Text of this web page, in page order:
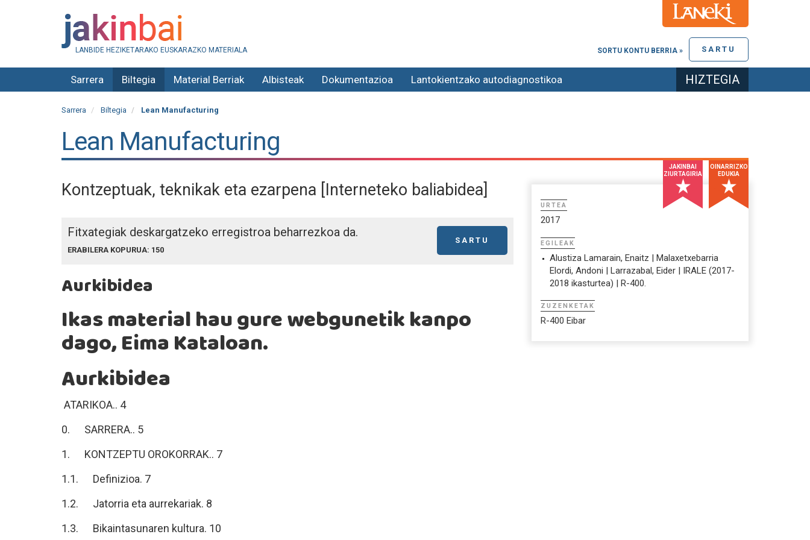
LANBIDE HEZIKETARAKO EUSKARAZKO MATERIALA SARTU
SORTU KONTU BERRIA »
Sarrera Biltegia Material Berriak Albisteak Dokumentazioa Lantokientzako autodiagnostikoa HIZTEGIA
Sarrera Biltegia Lean Manufacturing
Lean Manufacturing
Kontzeptuak, teknikak eta ezarpena [Interneteko baliabidea]
Fitxategiak deskargatzeko erregistroa beharrezkoa da.
SARTU
ERABILERA KOPURUA: 150
Aurkibidea
Ikas material hau gure webgunetik kanpo
dago, Eima Kataloan.
Aurkibidea
ATARIKOA.. 4
0. SARRERA.. 5
1. KONTZEPTU OROKORRAK.. 7
1.1. Definizioa. 7
1.2. Jatorria eta aurrekariak. 8
1.3. Bikaintasunaren kultura. 10
JAKINBAI
ZIURTAGIRIA
OINARRIZKO
EDUKIA
URTEA
2017
EGILEAK
Alustiza Lamarain, Enaitz | Malaxetxebarria
Elordi, Andoni | Larrazabal, Eider | IRALE (2017-
2018 ikasturtea) | R-400.
ZUZENKETAK
R-400 Eibar